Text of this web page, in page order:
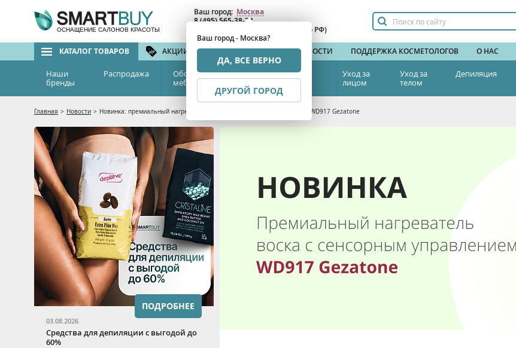
ОСНАЩЕНИЕ САЛОНОВ КРАСОТЫ
Ваш город: Москва
Ваш город - Москва?
ДА, ВСЕ ВЕРНО
ДРУГОЙ ГОРОД
8 (495) 565-38-74
(бесплатный по РФ)
КАТАЛОГ ТОВАРОВ АКЦИИ И СКИДКИ БРЕНДЫ НОВОСТИ ПОДДЕРЖКА КОСМЕТОЛОГОВ О НАС
Наши
бренды
Распродажа
Оборудование и
мебель
Эстетическая
медицина
Уход за
лицом
Уход за
телом
Депиляция
Главная > Новости > Новинка: премиальный нагреватель воска с сенсорным управлением WD917 Gezatone
03.08.2026
Средства для депиляции с выгодой до
60%
ПОДРОБНЕЕ